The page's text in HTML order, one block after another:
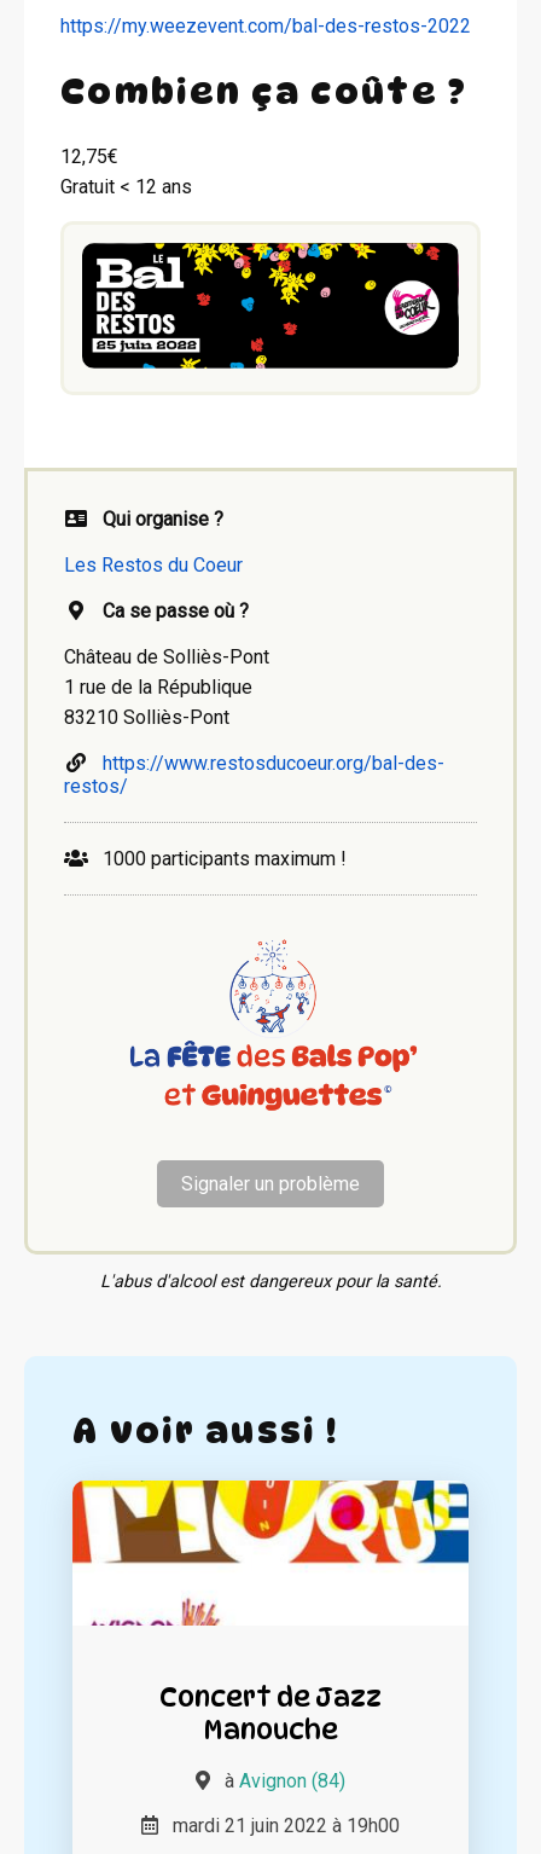
https://my.weezevent.com/bal-des-restos-2022
Combien ça coûte ?
12,75€
Gratuit < 12 ans
Qui organise ?
Les Restos du Coeur
Ca se passe où ?
Château de Solliès-Pont
1 rue de la République
83210 Solliès-Pont
https://www.restosducoeur.org/bal-des-
restos/
1000 participants maximum !
Signaler un problème
L'abus d'alcool est dangereux pour la santé.
A voir aussi !
Concert de Jazz
Manouche
à Avignon (84)
mardi 21 juin 2022 à 19h00